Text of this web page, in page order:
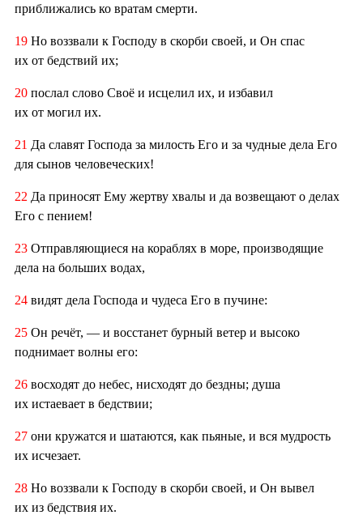
приближались ко вратам смерти.
19 Но воззвали к Господу в скорби своей, и Он спас
их от бедствий их;
20 послал слово Своё и исцелил их, и избавил
их от могил их.
21 Да славят Господа за милость Его и за чудные дела Его
для сынов человеческих!
22 Да приносят Ему жертву хвалы и да возвещают о делах
Его с пением!
23 Отправляющиеся на кораблях в море, производящие
дела на больших водах,
24 видят дела Господа и чудеса Его в пучине:
25 Он речёт, — и восстанет бурный ветер и высоко
поднимает волны его:
26 восходят до небес, нисходят до бездны; душа
их истаевает в бедствии;
27 они кружатся и шатаются, как пьяные, и вся мудрость
их исчезает.
28 Но воззвали к Господу в скорби своей, и Он вывел
их из бедствия их.